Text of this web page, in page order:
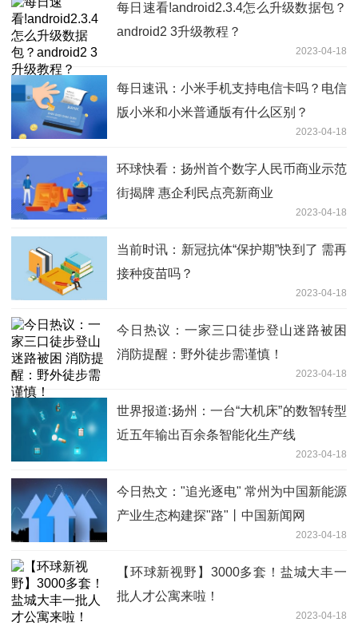
每日速看!android2.3.4怎么升级数据包？
android2 3升级教程？
2023-04-18
每日速讯：小米手机支持电信卡吗？电信
版小米和小米普通版有什么区别？
2023-04-18
环球快看：扬州首个数字人民币商业示范
街揭牌 惠企利民点亮新商业
2023-04-18
当前时讯：新冠抗体“保护期”快到了 需再
接种疫苗吗？
2023-04-18
今日热议：一家三口徒步登山迷路被困
消防提醒：野外徒步需谨慎！
2023-04-18
世界报道:扬州：一台“大机床”的数智转型
近五年输出百余条智能化生产线
2023-04-18
今日热文："追光逐电" 常州为中国新能源
产业生态构建探"路"丨中国新闻网
2023-04-18
【环球新视野】3000多套！盐城大丰一
批人才公寓来啦！
2023-04-18